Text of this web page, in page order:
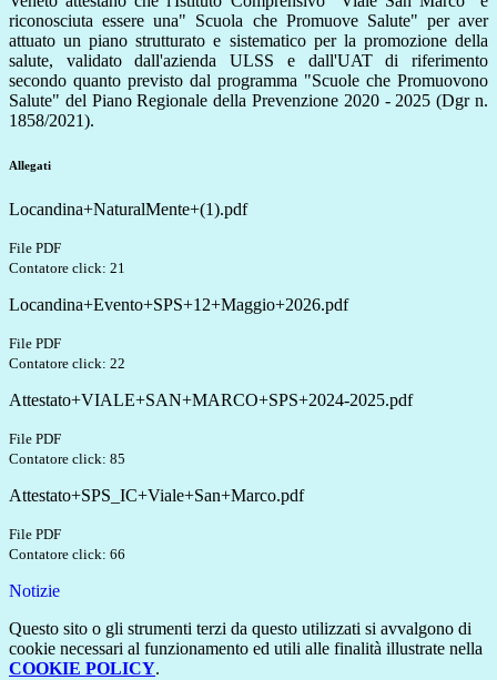
riconosciuta essere una" Scuola che Promuove Salute" per aver
attuato un piano strutturato e sistematico per la promozione della
salute, validato dall'azienda ULSS e dall'UAT di riferimento
secondo quanto previsto dal programma "Scuole che Promuovono
Salute" del Piano Regionale della Prevenzione 2020 - 2025 (Dgr n.
1858/2021).
Allegati
Locandina+NaturalMente+(1).pdf
File PDF
Contatore click: 21
Locandina+Evento+SPS+12+Maggio+2026.pdf
File PDF
Contatore click: 22
Attestato+VIALE+SAN+MARCO+SPS+2024-2025.pdf
File PDF
Contatore click: 85
Attestato+SPS_IC+Viale+San+Marco.pdf
File PDF
Contatore click: 66
Notizie
Questo sito o gli strumenti terzi da questo utilizzati si avvalgono di
cookie necessari al funzionamento ed utili alle finalità illustrate nella
COOKIE POLICY.